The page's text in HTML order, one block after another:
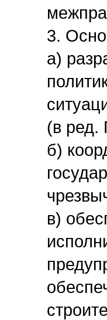
3.
а)
(в ред.
б)
в)